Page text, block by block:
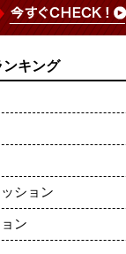
ンキング
ション
ン